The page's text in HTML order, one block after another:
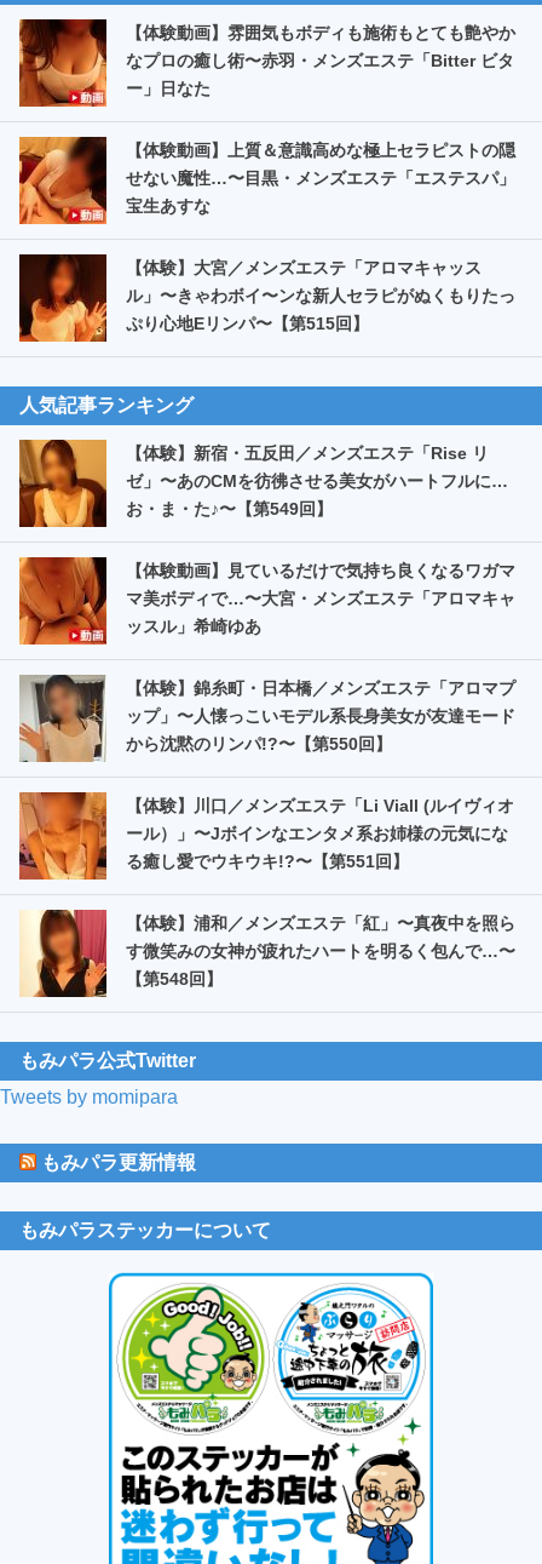
【体験動画】雰囲気もボディも施術もとても艶やか
なプロの癒し術〜赤羽・メンズエステ「Bitter ビタ
ー」日なた
【体験動画】上質＆意識高めな極上セラピストの隠
せない魔性…〜目黒・メンズエステ「エステスパ」
宝生あすな
【体験】大宮／メンズエステ「アロマキャッス
ル」〜きゃわボイ〜ンな新人セラピがぬくもりたっ
ぷり心地Eリンパ〜【第515回】
人気記事ランキング
【体験】新宿・五反田／メンズエステ「Rise リ
ゼ」〜あのCMを彷彿させる美女がハートフルに…
お・ま・た️♪〜【第549回】
【体験動画】見ているだけで気持ち良くなるワガマ
マ美ボディで…〜大宮・メンズエステ「アロマキャ
ッスル」希崎ゆあ
【体験】錦糸町・日本橋／メンズエステ「アロマプ
ップ」〜人懐っこいモデル系長身美女が友達モード
から沈黙のリンパ!?〜【第550回】
【体験】川口／メンズエステ「Li Viall (ルイヴィオ
ール）」〜Jボインなエンタメ系お姉様の元気にな
る癒し愛でウキウキ!?〜【第551回】
【体験】浦和／メンズエステ「紅」〜真夜中を照ら
す微笑みの女神が疲れたハートを明るく包んで…〜
【第548回】
もみパラ公式Twitter
Tweets by momipara
もみパラ更新情報
もみパラステッカーについて